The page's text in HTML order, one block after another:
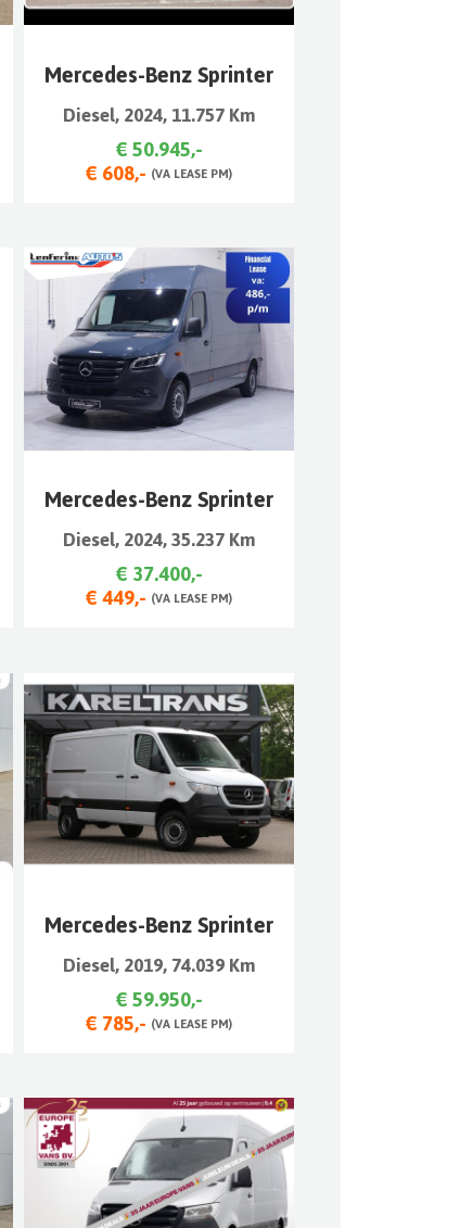
Mercedes-Benz Sprinter
Diesel, 2024, 11.757 Km
€ 50.945,-
€ 608,- (VA LEASE PM)
Mercedes-Benz Sprinter
Diesel, 2024, 35.237 Km
€ 37.400,-
€ 449,- (VA LEASE PM)
Mercedes-Benz Sprinter
Diesel, 2019, 74.039 Km
€ 59.950,-
€ 785,- (VA LEASE PM)